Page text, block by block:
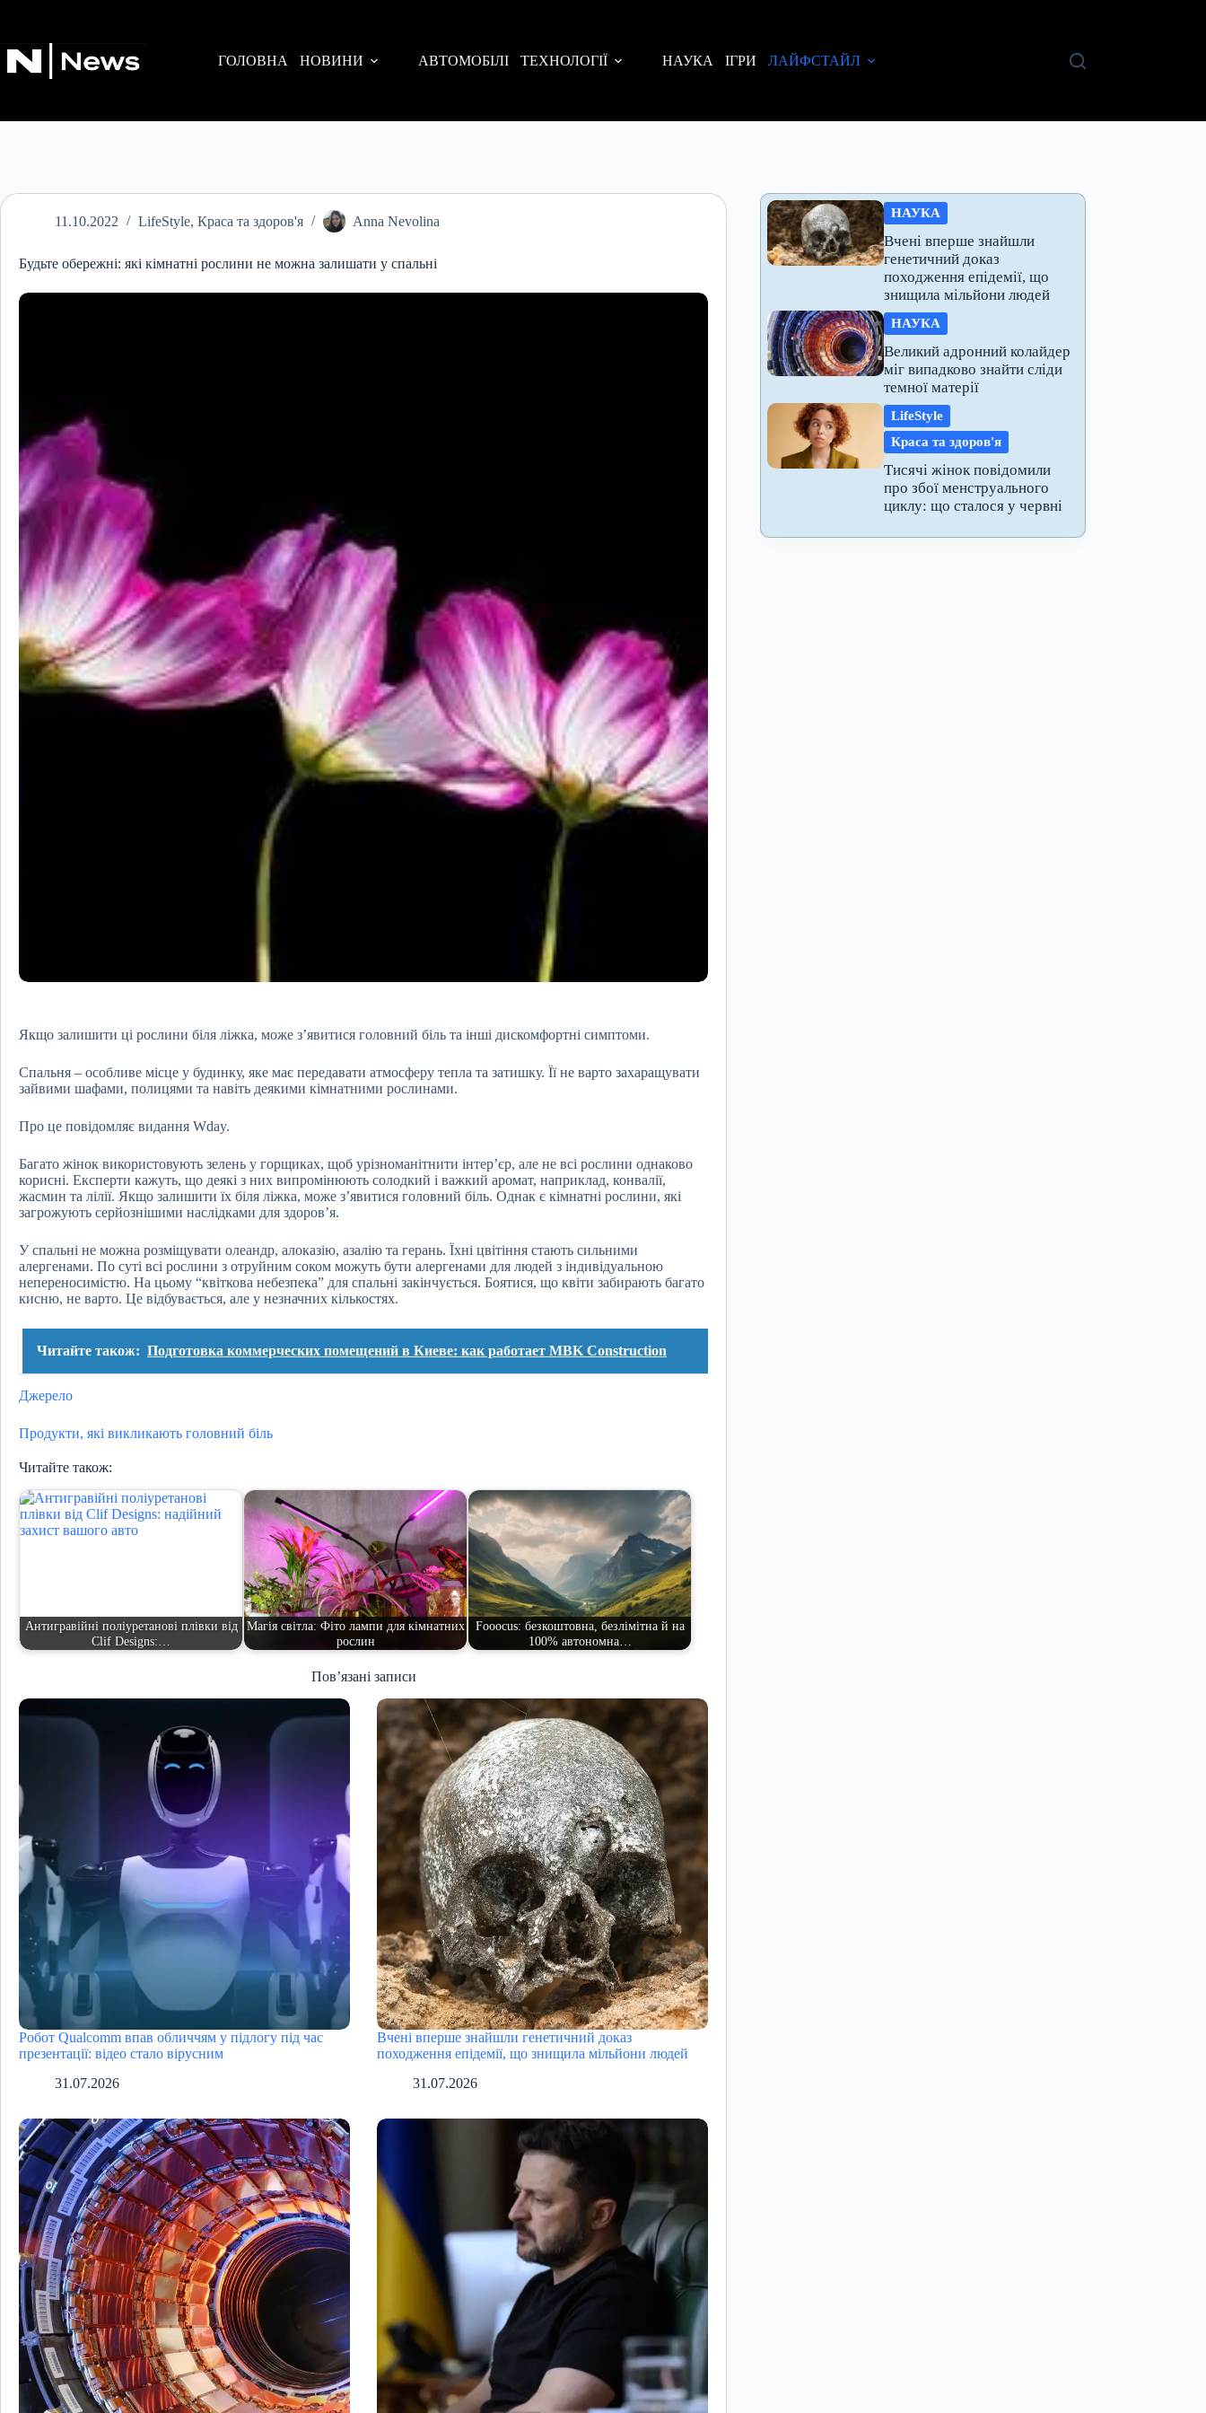
ГОЛОВНА
НОВИНИ АВТОМОБІЛІ ТЕХНОЛОГІЇ НАУКА ІГРИ ЛАЙФСТАЙЛ
11.10.2022 LifeStyle, Краса та здоров'я Anna Nevolina
Будьте обережні: які кімнатні рослини не можна залишати у спальні
Якщо залишити ці рослини біля ліжка, може з’явитися головний біль та інші дискомфортні симптоми.
Спальня – особливе місце у будинку, яке має передавати атмосферу тепла та затишку. Її не варто захаращувати
зайвими шафами, полицями та навіть деякими кімнатними рослинами.
Про це повідомляє видання Wday.
Багато жінок використовують зелень у горщиках, щоб урізноманітнити інтер’єр, але не всі рослини однаково
корисні. Експерти кажуть, що деякі з них випромінюють солодкий і важкий аромат, наприклад, конвалії,
жасмин та лілії. Якщо залишити їх біля ліжка, може з’явитися головний біль. Однак є кімнатні рослини, які
загрожують серйознішими наслідками для здоров’я.
У спальні не можна розміщувати олеандр, алоказію, азалію та герань. Їхні цвітіння стають сильними
алергенами. По суті всі рослини з отруйним соком можуть бути алергенами для людей з індивідуальною
непереносимістю. На цьому “квіткова небезпека” для спальні закінчується. Боятися, що квіти забирають багато
кисню, не варто. Це відбувається, але у незначних кількостях.
Читайте також: Подготовка коммерческих помещений в Киеве: как работает MBK Construction
Джерело
Продукти, які викликають головний біль
Читайте також:
Антигравійні поліуретанові плівки від
Clif Designs:…
Магія світла: Фіто лампи для кімнатних
рослин
Fooocus: безкоштовна, безлімітна й на
100% автономна…
Пов’язані записи
Робот Qualcomm впав обличчям у підлогу під час
презентації: відео стало вірусним
31.07.2026
Вчені вперше знайшли генетичний доказ
походження епідемії, що знищила мільйони людей
31.07.2026
НАУКА
Вчені вперше знайшли
генетичний доказ
походження епідемії, що
знищила мільйони людей
НАУКА
Великий адронний колайдер
міг випадково знайти сліди
темної матерії
LifeStyle
Краса та здоров'я
Тисячі жінок повідомили
про збої менструального
циклу: що сталося у червні